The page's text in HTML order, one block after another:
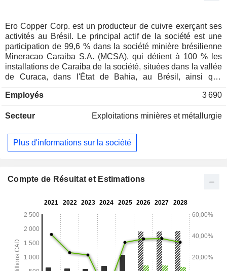
Ero Copper Corp. est un producteur de cuivre exerçant ses
activités au Brésil. Le principal actif de la société est une
participation de 99,6 % dans la société minière brésilienne
Mineracao Caraiba S.A. (MCSA), qui détient à 100 % les
installations de Caraiba de la société, situées dans la vallée
de Curaca, dans l'État de Bahia, au Brésil, ainsi que
située dans l'État de Pará, au Brésil. La société détient
les opérations de Xavantina, une mine d’or et d’argent en
Elle a également conclu un accord avec Vale Base Metals
pour une participation de 60 % dans le projet cuivre-or de
situées dans le nord-est de l'État de Bahia, au Brésil, à
capitale, Salvador. Les opérations Xavantina sont situées
environ 670 km à l'est de la capitale, Cuiabá.
Employés 3 690
Secteur Exploitations minières et métallurgie
Plus d'informations sur la société
Compte de Résultat et Estimations